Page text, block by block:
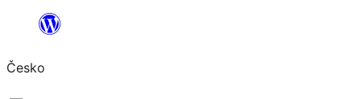
Přeskočit
obsah
Česko